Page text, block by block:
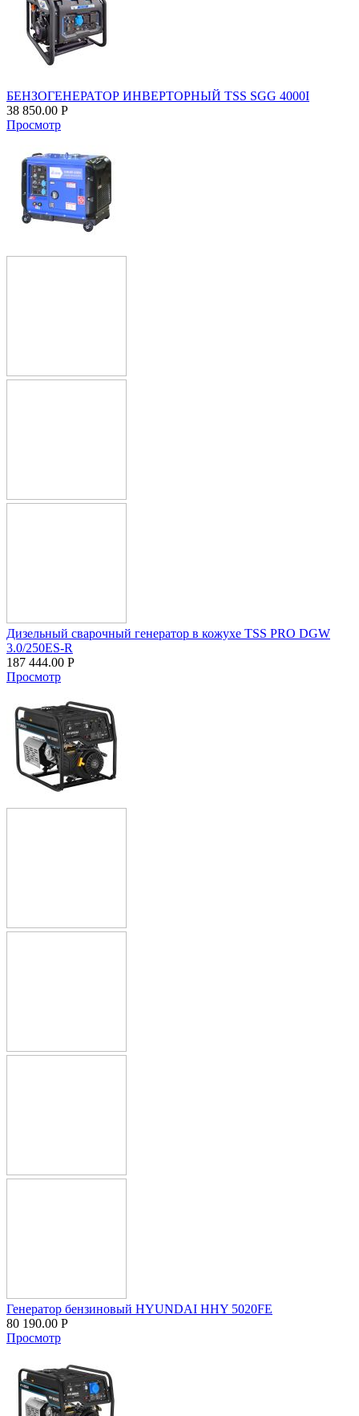
БЕНЗОГЕНЕРАТОР ИНВЕРТОРНЫЙ TSS SGG 4000I
38 850.00 Р
Просмотр
Дизельный сварочный генератор в кожухе TSS PRO DGW
3.0/250ES-R
187 444.00 Р
Просмотр
Генератор бензиновый HYUNDAI HHY 5020FE
80 190.00 Р
Просмотр